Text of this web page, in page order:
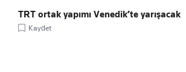
TRT ortak yapımı Venedik’te yarışacak
Kaydet